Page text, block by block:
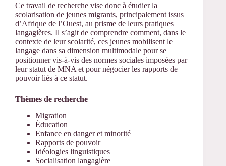
Ce travail de recherche vise donc à étudier la
scolarisation de jeunes migrants, principalement issus
d’Afrique de l’Ouest, au prisme de leurs pratiques
langagières. Il s’agit de comprendre comment, dans le
contexte de leur scolarité, ces jeunes mobilisent le
langage dans sa dimension multimodale pour se
positionner vis-à-vis des normes sociales imposées par
leur statut de MNA et pour négocier les rapports de
pouvoir liés à ce statut.
Thèmes de recherche
Migration
Éducation
Enfance en danger et minorité
Rapports de pouvoir
Idéologies linguistiques
Socialisation langagière